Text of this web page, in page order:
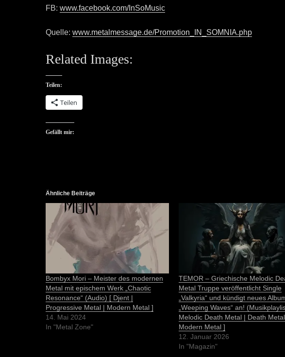
FB:www.facebook.com/InSoMusic
Quelle:www.metalmessage.de/Promotion_IN_SOMNIA.php
Related Images:
Teilen:
Teilen
Gefällt mir:
Ähnliche Beiträge
Bombyx Mori – Meister des modernen
Metal mit epischem Werk „Chaotic
Resonance“ (Audio) [ Djent |
Progressive Metal | Modern Metal ]
14. Mai 2024
In "Metal Zone"
TEMOR – Griechische Melodic
Metal Truppe veröffentlicht Single
„Valkyria“ und kündigt neues
„Weeping Waves“ an!
Melodic Death Metal | Death
Modern Metal ]
12. Januar 2026
In "Magazin"